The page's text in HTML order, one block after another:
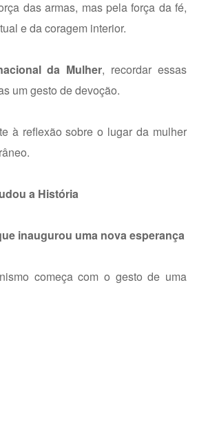
das armas, mas pela força da fé,
e da coragem interior.
da Mulher, recordar essas
um gesto de devoção.
à reflexão sobre o lugar da mulher
a História
inaugurou uma nova esperança
começa com o gesto de uma